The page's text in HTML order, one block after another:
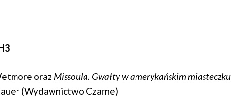
oraz Missoula. Gwałty w amerykańskim miasteczku
(Wydawnictwo Czarne)